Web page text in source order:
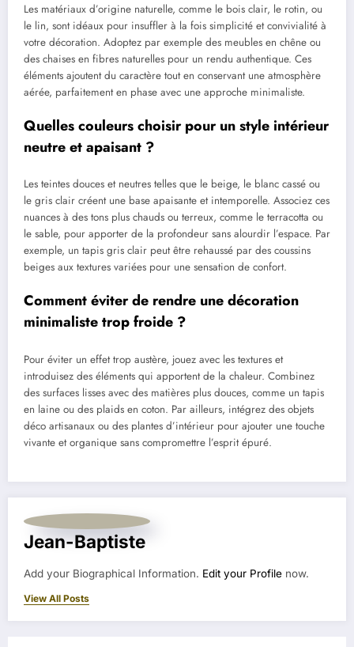
Les matériaux d’origine naturelle, comme le bois clair, le rotin, ou
le lin, sont idéaux pour insuffler à la fois simplicité et convivialité à
votre décoration. Adoptez par exemple des meubles en chêne ou
des chaises en fibres naturelles pour un rendu authentique. Ces
éléments ajoutent du caractère tout en conservant une atmosphère
aérée, parfaitement en phase avec une approche minimaliste.
Quelles couleurs choisir pour un style intérieur
neutre et apaisant ?
Les teintes douces et neutres telles que le beige, le blanc cassé ou
le gris clair créent une base apaisante et intemporelle. Associez ces
nuances à des tons plus chauds ou terreux, comme le terracotta ou
le sable, pour apporter de la profondeur sans alourdir l’espace. Par
exemple, un tapis gris clair peut être rehaussé par des coussins
beiges aux textures variées pour une sensation de confort.
Comment éviter de rendre une décoration
minimaliste trop froide ?
Pour éviter un effet trop austère, jouez avec les textures et
introduisez des éléments qui apportent de la chaleur. Combinez
des surfaces lisses avec des matières plus douces, comme un tapis
en laine ou des plaids en coton. Par ailleurs, intégrez des objets
déco artisanaux ou des plantes d’intérieur pour ajouter une touche
vivante et organique sans compromettre l’esprit épuré.
Jean-Baptiste
Add your Biographical Information. Edit your Profile now.
View All Posts